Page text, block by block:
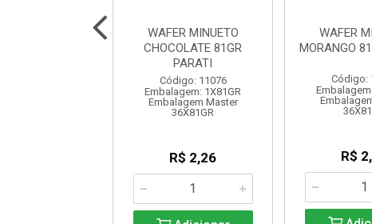
WAFER MINUETO
CHOCOLATE 81GR
PARATI
Código: 11076
Embalagem: 1X81GR
Embalagem Master
36X81GR
R$ 2,26
WAFER
MORANGO
Código:
R$